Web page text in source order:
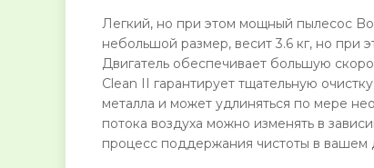
Легкий, но при этом мощный пылесос
небольшой размер, весит 3.6 кг, но при
Двигатель обеспечивает большую
Clean II гарантирует тщательную
металла и может удлиняться по мере
потока воздуха можно изменять в
процесс поддержания чистоты в вашем